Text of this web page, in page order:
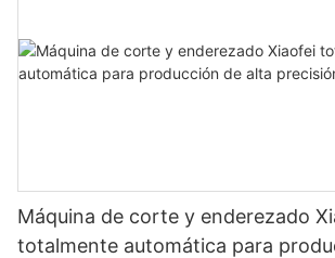
Máquina de corte y enderezado
totalmente automática para